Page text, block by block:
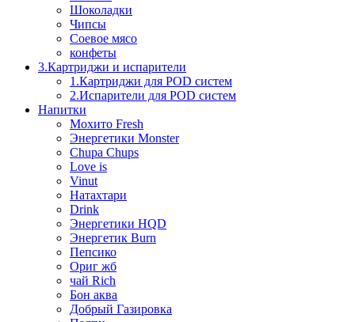
Шоколадки
Чипсы
Соевое мясо
конфеты
3.Картриджи и испарители
1.Картриджи для POD систем
2.Испарители для POD систем
Напитки
Мохито Fresh
Энергетики Monster
Chupa Chups
Love is
Vinut
Натахтари
Drink
Энергетики HQD
Энергетик Burn
Пепсико
Ориг жб
чай Rich
Бон аква
Добрый Газировка